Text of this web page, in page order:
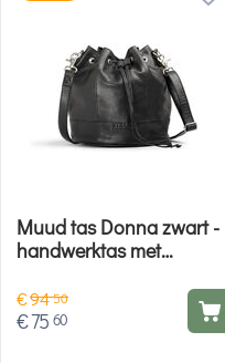
Muud tas Donna zwart -
handwerktas met
€9450
€75 60